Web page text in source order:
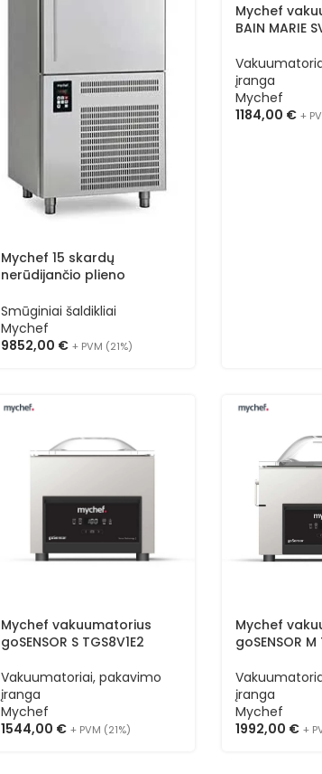
Mychef 15 skardų
nerūdijančio plieno
TCHA15TG
Smūginiai šaldikliai
Mychef
9852,00 € + PVM (21%)
Mychef
BAIN MARIE
įranga
Mychef
1184,00 € +
Mychef vakuumatorius
goSENSOR S TGS8V1E2
Vakuumatoriai, pakavimo
įranga
Mychef
1544,00 € + PVM (21%)
Mychef
goSENSOR M
įranga
Mychef
1992,00 € +